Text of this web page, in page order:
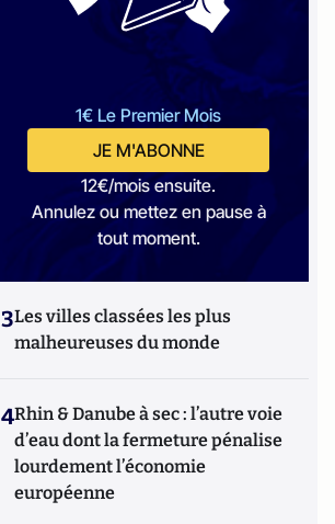
1€ Le Premier Mois
JE M'ABONNE
12€/mois ensuite.
Annulez ou mettez en pause à
tout moment.
3Les villes classées les plus
malheureuses du monde
4Rhin & Danube à sec : l’autre voie
d’eau dont la fermeture pénalise
lourdement l’économie
européenne